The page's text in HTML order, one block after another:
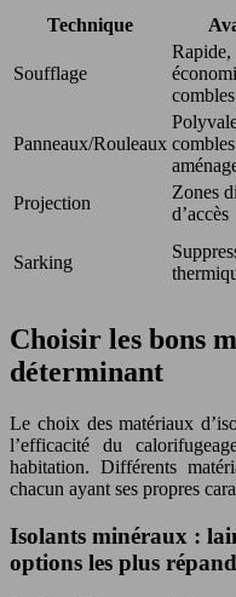
Technique
Soufflage
Rapide,
Panneaux/Rouleaux combles
Projection
Zones
d’accès
Sarking
Choisir les bons
déterminant
Le choix des matériaux
l’efficacité du
habitation. Différents
chacun ayant ses propres
Isolants minéraux :
options les plus